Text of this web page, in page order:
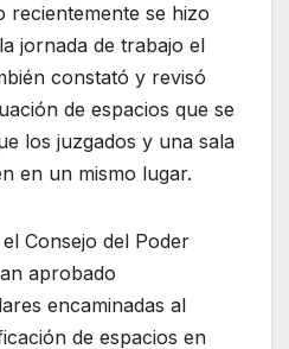
recientemente se hizo
jornada de trabajo el
constató y revisó
de espacios que se
los juzgados y una sala
en un mismo lugar.
Consejo del Poder
aprobado
encaminadas al
de espacios en